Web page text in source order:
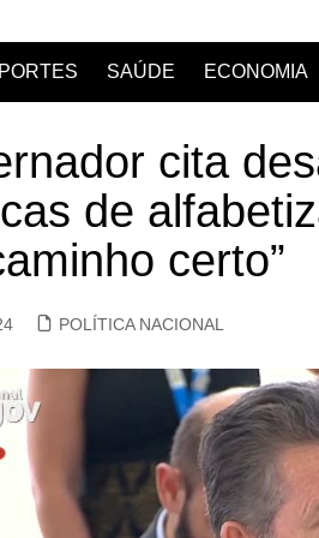
SAÚDE ECONOMIA
cita
de
certo”
POLÍTICA NACIONAL